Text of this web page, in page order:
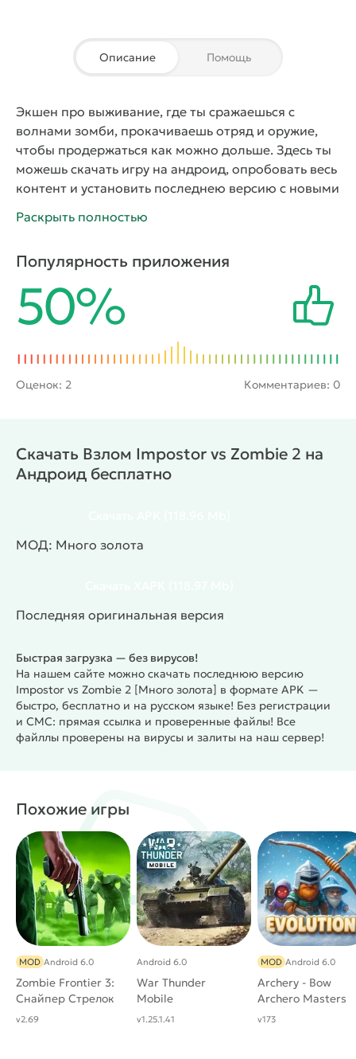
Описание Помощь
Экшен про выживание, где ты сражаешься с
волнами зомби, прокачиваешь отряд и оружие,
чтобы продержаться как можно дольше. Здесь ты
можешь скачать игру на андроид, опробовать весь
контент и установить последнею версию с новыми
Doomsday - динамичная экшен-игра про
управляешь отрядом бойцов и отражаешь волны
живых мертвецов, используя оружие, ловушки и
тактику. Здесь нет времени ждать спасения —
только ты решаешь, выживет ли твоя команда в
Зомби наступают со всех сторон, но у
тебя есть всё, чтобы дать отпор! Улучшай бойцов,
усиливай оружие, зарабатывай золото за победы и
точнее и постоянно усиливать свой отряд.
Думаешь, апокалипсис скоро закончится? Как бы
новые возможности и докажи, что именно ты
Орды зомби и напряжённые битвы в реальном
Ловушки и тактические возможности для
выживания
Постоянные обновления с новыми врагами
Заработок золота и сбор ресурсов
Яркий стиль и динамичный геймплей
Офлайн / Выживание
Раскрыть полностью
Популярность приложения
50%
Оценок: 2 Комментариев: 0
Скачать Взлом Impostor vs Zombie 2 на
Андроид бесплатно
МОД: Много золота
Последняя оригинальная версия
Быстрая загрузка — без вирусов!
На нашем сайте можно скачать последнюю версию
Impostor vs Zombie 2 [Много золота] в формате APK —
быстро, бесплатно и на русском языке! Без регистрации
и СМС: прямая ссылка и проверенные файлы! Все
файллы проверены на вирусы и залиты на наш сервер!
Похожие игры
Zombie Frontier 3:
Снайпер Стрелок
MOD Android 6.0
v2.69
War Thunder
Mobile
Android 6.0
v1.25.1.41
Archery - Bow
Archero Masters
[Много денег]
MOD Android 6.0
v173